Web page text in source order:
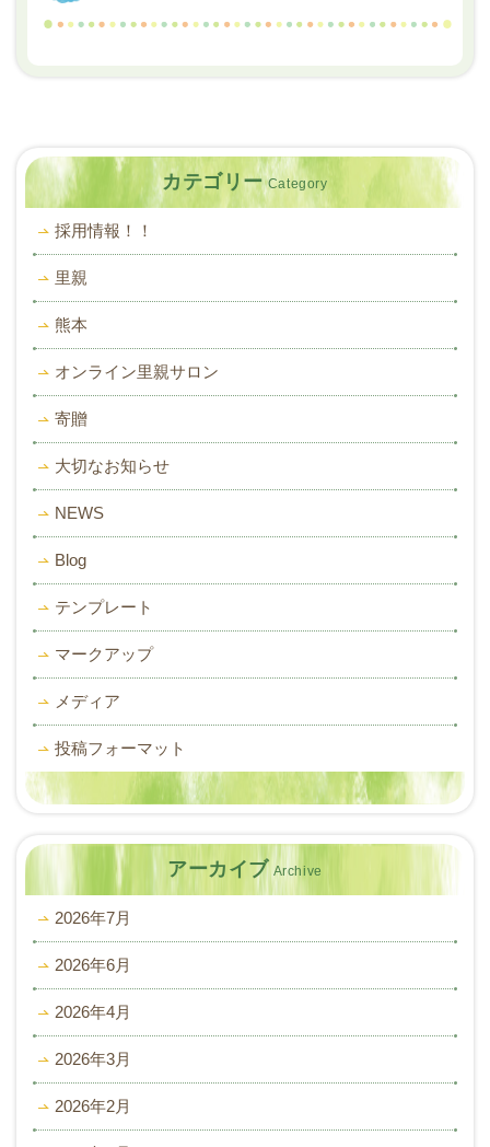
カテゴリー Category
採用情報！！
里親
熊本
オンライン里親サロン
寄贈
大切なお知らせ
NEWS
Blog
テンプレート
マークアップ
メディア
投稿フォーマット
アーカイブ Archive
2026年7月
2026年6月
2026年4月
2026年3月
2026年2月